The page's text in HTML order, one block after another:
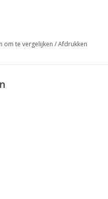
om te vergelijken /Afdrukken